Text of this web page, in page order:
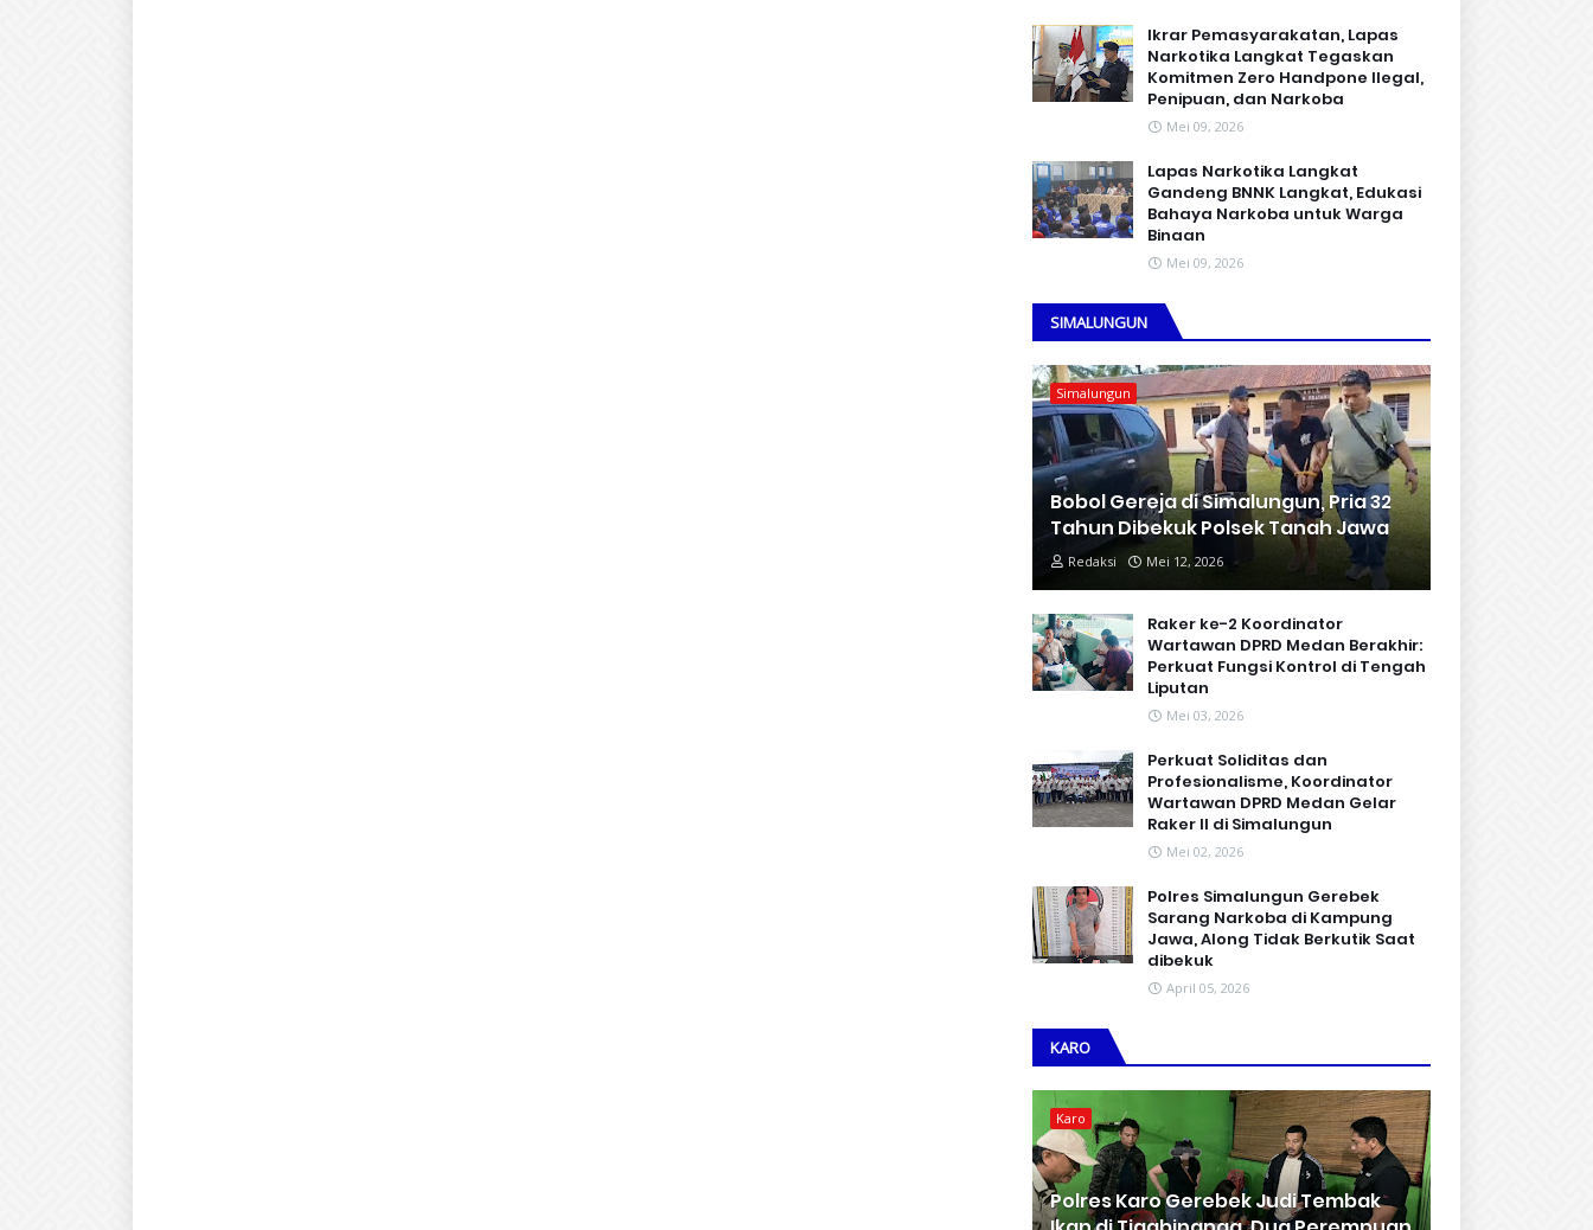
Ikrar Pemasyarakatan, Lapas
Narkotika Langkat Tegaskan
Komitmen Zero Handpone llegal,
Penipuan, dan Narkoba
Mei 09, 2026
Lapas Narkotika Langkat
Gandeng BNNK Langkat, Edukasi
Bahaya Narkoba untuk Warga
Binaan
Mei 09, 2026
SIMALUNGUN
Simalungun
Bobol Gereja di Simalungun, Pria 32
Tahun Dibekuk Polsek Tanah Jawa
Redaksi Mei 12, 2026
Raker ke-2 Koordinator
Wartawan DPRD Medan Berakhir:
Perkuat Fungsi Kontrol di Tengah
Liputan
Mei 03, 2026
Perkuat Soliditas dan
Profesionalisme, Koordinator
Wartawan DPRD Medan Gelar
Raker II di Simalungun
Mei 02, 2026
Polres Simalungun Gerebek
Sarang Narkoba di Kampung
Jawa, Along Tidak Berkutik Saat
dibekuk
April 05, 2026
KARO
Karo
Polres Karo Gerebek Judi Tembak